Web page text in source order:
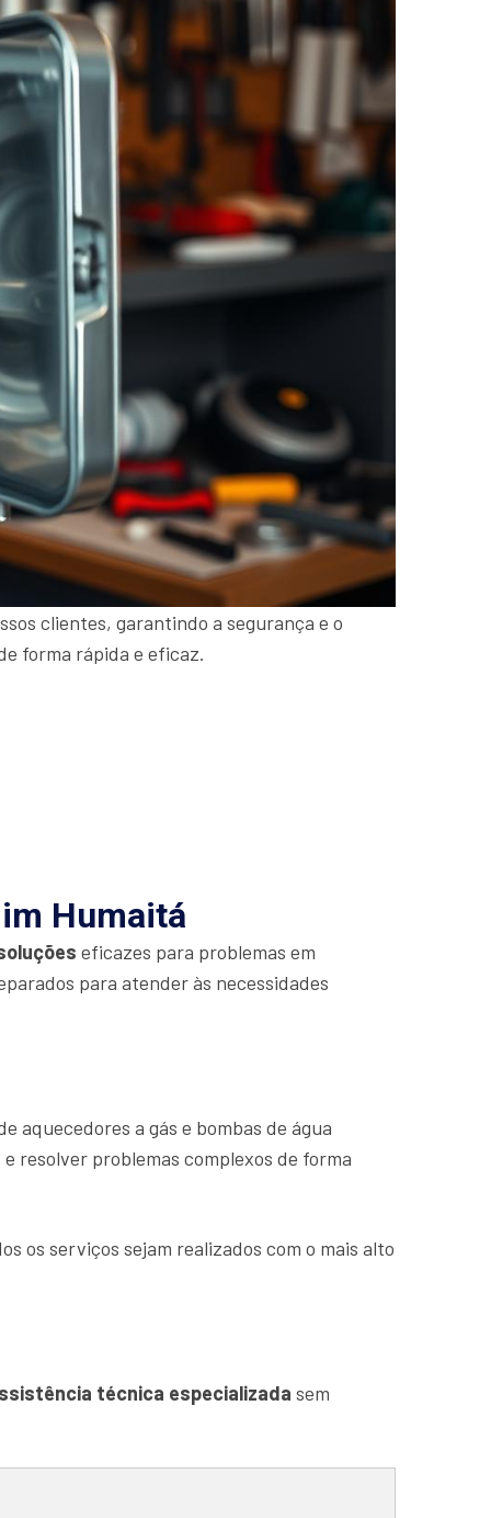
clientes, garantindo a segurança e o
forma rápida e eficaz.
Humaitá
eficazes para problemas em
para atender às necessidades
aquecedores a gás e bombas de água
resolver problemas complexos de forma
os serviços sejam realizados com o mais alto
técnica especializada sem